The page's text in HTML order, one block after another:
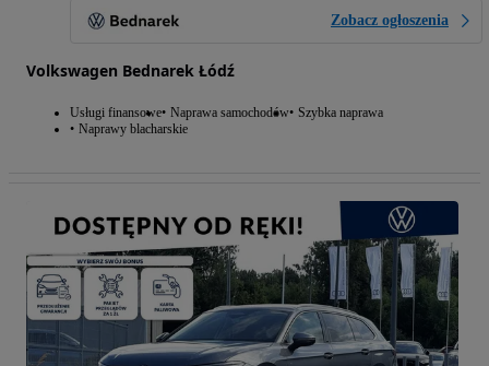
Zobacz ogłoszenia
Volkswagen Bednarek Łódź
Usługi finansowe Naprawa samochodów Szybka naprawa
Naprawy blacharskie